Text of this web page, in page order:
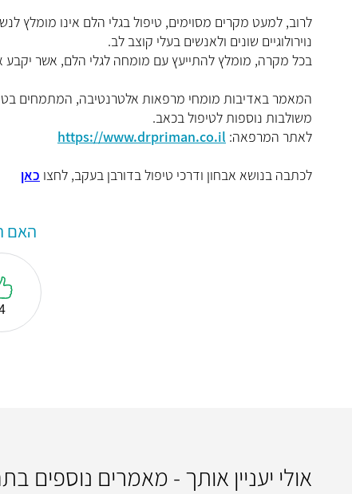
לרוב, למעט מקרים מסוימים, טיפול בגלי הלם אינו מומלץ
נוירולוגיים שונים ולאנשים בעלי קוצב לב.
בכל מקרה, מומלץ להתייעץ עם מומחה לגלי הלם, אשר
המאמר באדיבות מומחי מרפאות אלטרנטיבה, המתמחים
משולבות נוספות לטיפול בכאב.
לאתר המרפאה: https://www.drpriman.co.il
לכתבה בנושא אבחון ודרכי טיפול בדורבן בעקב, לחצו כאן
האם
אולי יעניין אותך - מאמרים נוספים